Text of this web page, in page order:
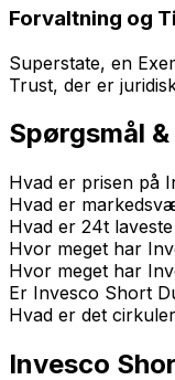
Forvaltning og
Superstate, en
Trust, der er
Spørgsmål
Hvad er prisen på
Hvad er
Hvad er 24t
Hvor meget har
Hvor meget har
Er Invesco Short
Hvad er det
Invesco